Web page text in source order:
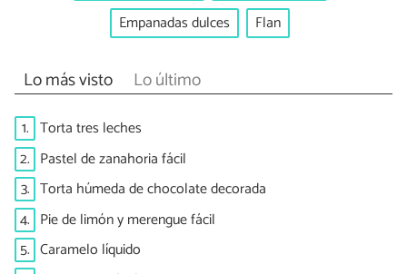
Empanadas dulces
Flan
Lo más visto Lo último
1. Torta tres leches
2. Pastel de zanahoria fácil
3. Torta húmeda de chocolate decorada
4. Pie de limón y merengue fácil
5. Caramelo líquido